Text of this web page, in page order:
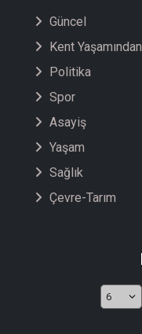
Güncel
Kent Yaşamından
Politika
Spor
Asayiş
Yaşam
Sağlık
Çevre-Tarım